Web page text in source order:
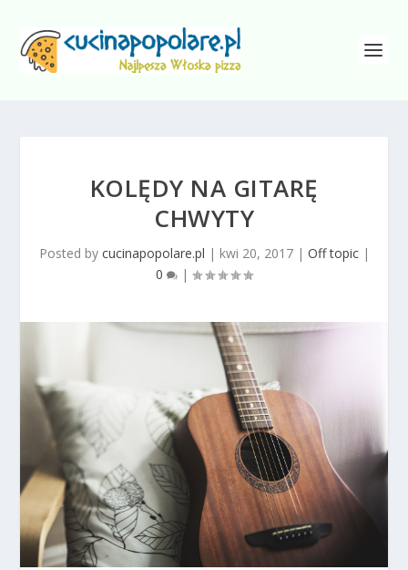
KOLĘDY NA GITARĘ
CHWYTY
Posted by cucinapopolare.pl | kwi 20, 2017| Off topic|
0
|